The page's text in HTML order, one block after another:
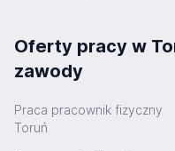
Oferty pracy w
zawody
Praca pracownik fizyczny
Toruń